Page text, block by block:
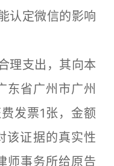
认定微信的影响
支出，其向本
东省广州市广州
发票1张，金额
该证据的真实性
师事务所给原告